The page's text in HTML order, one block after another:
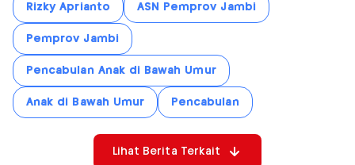
Rizky Aprianto ASN Pemprov Jambi
Pemprov Jambi
Pencabulan Anak di Bawah Umur
Anak di Bawah Umur Pencabulan
Lihat Berita Terkait